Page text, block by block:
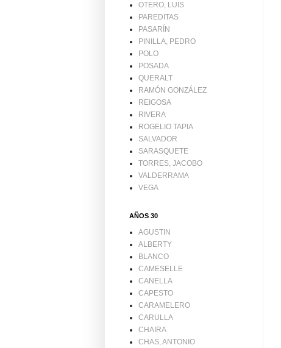
OTERO, LUIS
PAREDITAS
PASARÍN
PINILLA, PEDRO
POLO
POSADA
QUERALT
RAMÓN GONZÁLEZ
REIGOSA
RIVERA
ROGELIO TAPIA
SALVADOR
SARASQUETE
TORRES, JACOBO
VALDERRAMA
VEGA
AÑOS 30
AGUSTIN
ALBERTY
BLANCO
CAMESELLE
CANELLA
CAPESTO
CARAMELERO
CARULLA
CHAIRA
CHAS, ANTONIO